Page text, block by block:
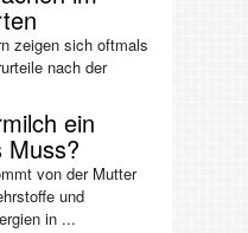
zeigen sich oftmals
nach der
ein
Muss?
von der Mutter
und
in ...